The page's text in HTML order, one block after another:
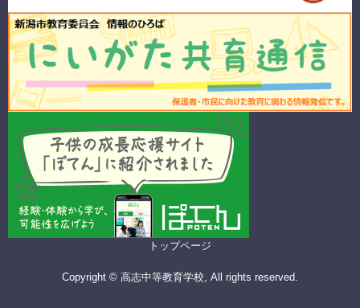
トップページ
Copyright © 高志中等教育学校, All rights reserved.